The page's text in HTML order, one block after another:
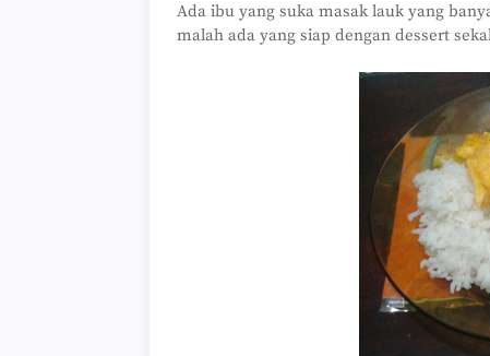
Ada ibu yang suka masak lauk yang
malah ada yang siap dengan dessert